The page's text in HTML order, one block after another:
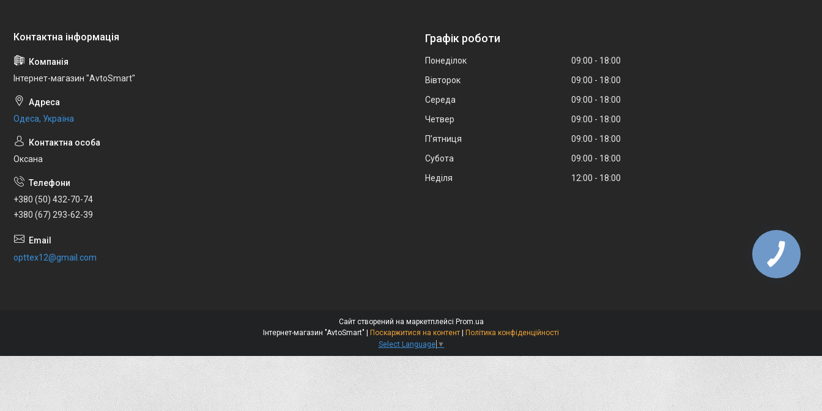
Інтернет-магазин "AvtoSmart"
Одеса, Україна
Оксана
+380 (50) 432-70-74
+380 (67) 293-62-39
opttex12@gmail.com
Графік роботи
Понеділок 09:00
18:00
Вівторок
09:00
18:00
Середа
09:00
18:00
Четвер
09:00
18:00
Пʼятниця
09:00
18:00
Субота
09:00
18:00
Неділя
12:00 18:00
Сайт створений на маркетплейсі Prom.ua
Поскаржитися на контент
Політика конфіденційності
Select Language ▼